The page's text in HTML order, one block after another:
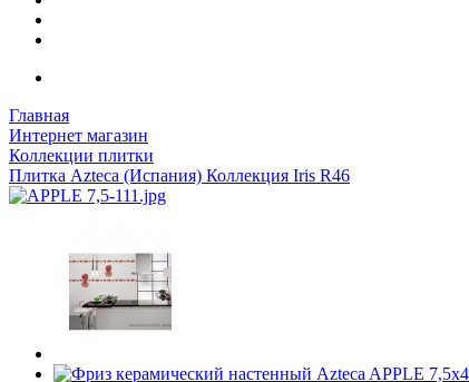
Главная
Интернет магазин
Коллекции плитки
Плитка Azteca (Испания) Коллекция Iris R46